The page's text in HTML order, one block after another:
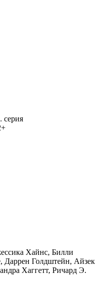
серия
Хайнс, Билли
Даррен Голдштейн, Айзек
Хаггетт, Ричард Э.